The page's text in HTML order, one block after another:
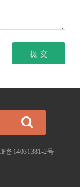
备14031381-2号